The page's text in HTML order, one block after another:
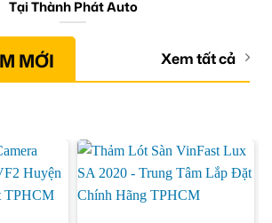
Tại Thành Phát Auto
MỚI Xem tất cả